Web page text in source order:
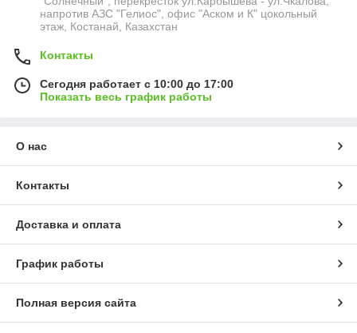
напротив АЗС "Гелиос", офис "Аском и К" цокольный
этаж, Костанай, Казахстан
Контакты
Сегодня работает с 10:00 до 17:00
Показать весь график работы
О нас
Контакты
Доставка и оплата
График работы
Полная версия сайта